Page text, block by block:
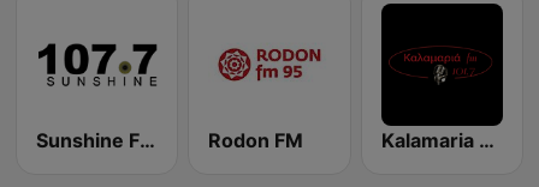
Sunshine FM 107.7 Rodon FM Kalamaria FM